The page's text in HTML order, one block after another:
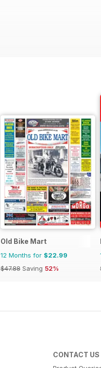
Old Bike Mart
12 Months for $22.99
$47.88 Saving 52%
CONTACT US